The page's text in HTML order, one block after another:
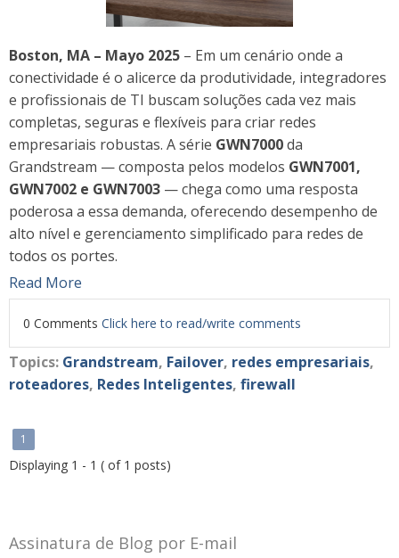
Boston, MA – Mayo 2025 – Em um cenário onde a
conectividade é o alicerce da produtividade, integradores
e profissionais de TI buscam soluções cada vez mais
completas, seguras e flexíveis para criar redes
empresariais robustas. A série GWN7000da
Grandstream — composta pelos modelos GWN7001,
GWN7002 e GWN7003 — chega como uma resposta
poderosa a essa demanda, oferecendo desempenho de
alto nível e gerenciamento simplificado para redes de
todos os portes.
Read More
0 Comments Click here to read/write comments
Topics: Grandstream, Failover, redes empresariais,
roteadores, Redes Inteligentes, firewall
1
Displaying 1 - 1 ( of 1 posts)
Assinatura de Blog por E-mail